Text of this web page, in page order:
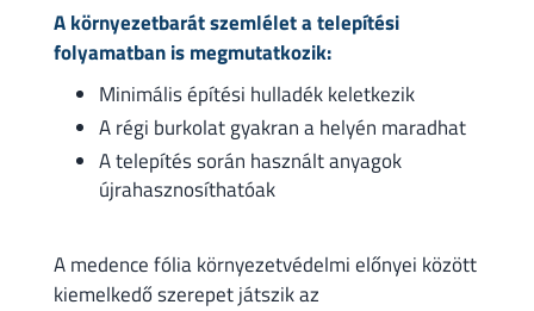
A környezetbarát szemlélet a telepítési
folyamatban is megmutatkozik:
Minimális építési hulladék keletkezik
A régi burkolat gyakran a helyén maradhat
A telepítés során használt anyagok
újrahasznosíthatóak
A medence fólia környezetvédelmi előnyei között
kiemelkedő szerepet játszik az